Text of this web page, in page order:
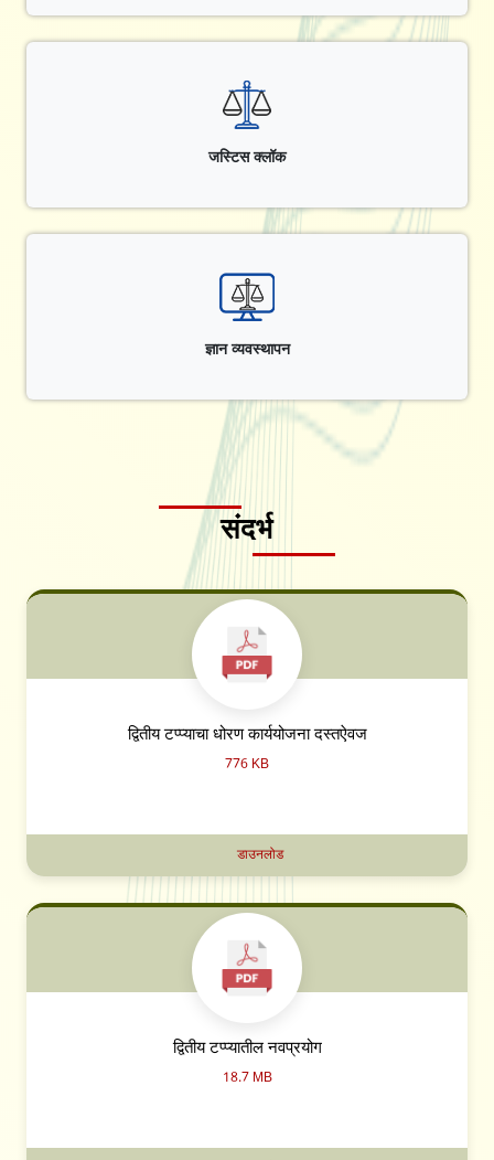
जस्टिस क्लॉक
ज्ञान व्यवस्थापन
संदर्भ
द्वितीय टप्प्याचा धोरण कार्ययोजना दस्तऐवज
776 KB
डाउनलोड
द्वितीय टप्प्यातील नवप्रयोग
18.7 MB